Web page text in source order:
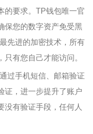
的要求。TP钱包唯一官
保您的数字资产免受黑
先进的加密技术，所有
有您自己才能访问。
过手机短信、邮箱验证
证，进一步提升了账户
没有验证手段，任何人